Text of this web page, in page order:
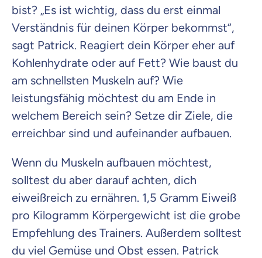
bist? „Es ist wichtig, dass du erst einmal
Verständnis für deinen Körper bekommst“,
sagt Patrick. Reagiert dein Körper eher auf
Kohlenhydrate oder auf Fett? Wie baust du
am schnellsten Muskeln auf? Wie
leistungsfähig möchtest du am Ende in
welchem Bereich sein? Setze dir Ziele, die
erreichbar sind und aufeinander aufbauen.
Wenn du Muskeln aufbauen möchtest,
solltest du aber darauf achten, dich
eiweißreich zu ernähren. 1,5 Gramm Eiweiß
pro Kilogramm Körpergewicht ist die grobe
Empfehlung des Trainers. Außerdem solltest
du viel Gemüse und Obst essen. Patrick